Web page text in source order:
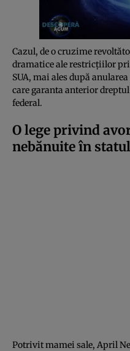
Cazul, de o cruzime
dramatice ale restricțiilor
SUA, mai ales după
care garanta anterior
federal.
O lege privind
nebănuite în
Potrivit mamei sale, April